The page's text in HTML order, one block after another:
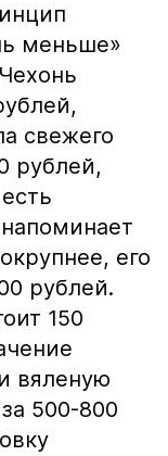
меньше»
свежего
рублей,
его
рублей.
150
вяленую
500-800